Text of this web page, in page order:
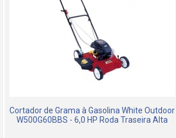
Cortador de Grama à Gasolina White Outdoor
W500G60BBS - 6,0 HP Roda Traseira Alta